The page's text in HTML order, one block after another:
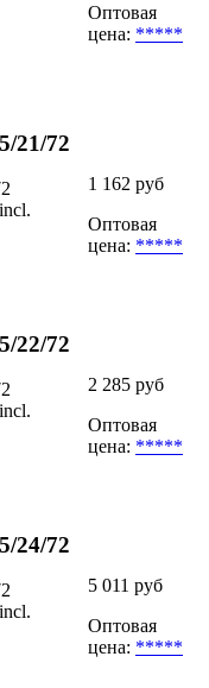
Оптовая
цена: *****
21/72
1 162 руб
Оптовая
цена: *****
22/72
2 285 руб
Оптовая
цена: *****
24/72
5 011 руб
Оптовая
цена: *****